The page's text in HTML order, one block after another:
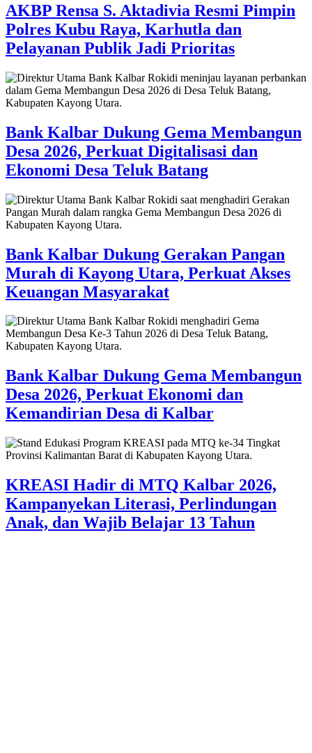
AKBP Rensa S. Aktadivia Resmi Pimpin
Polres Kubu Raya, Karhutla dan
Pelayanan Publik Jadi Prioritas
Bank Kalbar Dukung Gema Membangun
Desa 2026, Perkuat Digitalisasi dan
Ekonomi Desa Teluk Batang
Bank Kalbar Dukung Gerakan Pangan
Murah di Kayong Utara, Perkuat Akses
Keuangan Masyarakat
Bank Kalbar Dukung Gema Membangun
Desa 2026, Perkuat Ekonomi dan
Kemandirian Desa di Kalbar
KREASI Hadir di MTQ Kalbar 2026,
Kampanyekan Literasi, Perlindungan
Anak, dan Wajib Belajar 13 Tahun